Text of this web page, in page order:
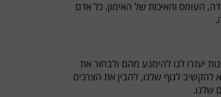
העומס והאיכות של האימון. כל אדם
יעזרו לנו להימנע מהם ולבחור את
להקשיב לגוף שלנו, להבין את הצרכים
שלנו.